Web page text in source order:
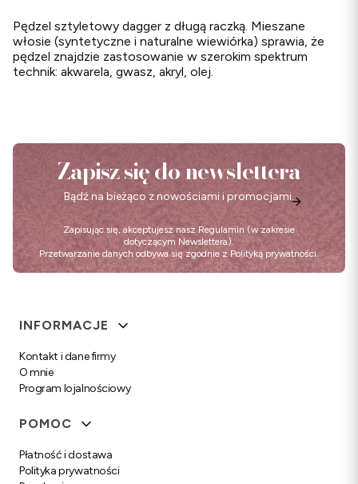
Pędzel sztyletowy dagger z długą raczką. Mieszane
włosie (syntetyczne i naturalne wiewiórka) sprawia, że
pędzel znajdzie zastosowanie w szerokim spektrum
technik: akwarela, gwasz, akryl, olej.
Zapisz się do newslettera
Bądź na bieżąco z nowościami i promocjami.
Zapisując się, akceptujesz nasz Regulamin (w zakresie
dotyczącym Newslettera).
Przetwarzanie danych odbywa się zgodnie z Polityką prywatności.
Linki w stopce
INFORMACJE
Kontakt i dane firmy
O mnie
Program lojalnościowy
POMOC
Płatność i dostawa
Polityka prywatności